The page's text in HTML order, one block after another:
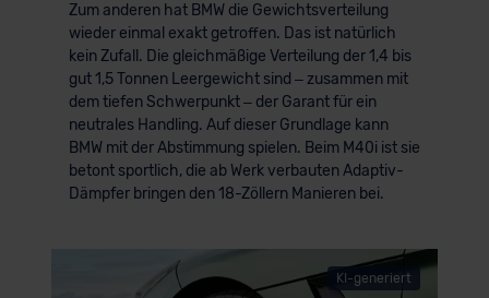
Zum anderen hat BMW die Gewichtsverteilung
wieder einmal exakt getroffen. Das ist natürlich
kein Zufall. Die gleichmäßige Verteilung der 1,4 bis
gut 1,5 Tonnen Leergewicht sind – zusammen mit
dem tiefen Schwerpunkt – der Garant für ein
neutrales Handling. Auf dieser Grundlage kann
BMW mit der Abstimmung spielen. Beim M40i ist sie
betont sportlich, die ab Werk verbauten Adaptiv-
Dämpfer bringen den 18-Zöllern Manieren bei.
KI-generiert